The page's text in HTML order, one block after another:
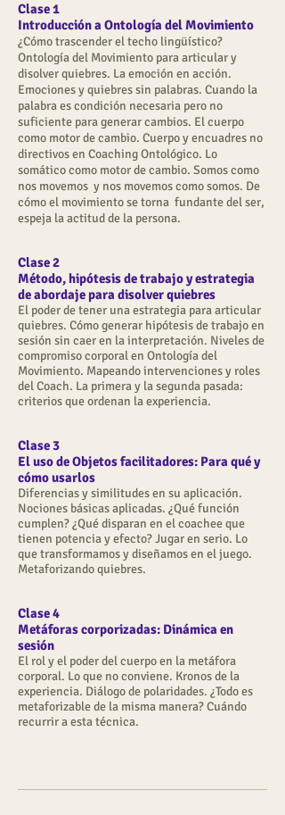
Clase 1
Introducción a Ontología del Movimiento
¿Cómo trascender el techo lingüístico?
Ontología del Movimiento para articular y
disolver quiebres. La emoción en acción.
Emociones y quiebres sin palabras. Cuando la
palabra es condición necesaria pero no
suficiente para generar cambios. El cuerpo
como motor de cambio. Cuerpo y encuadres no
directivos en Coaching Ontológico. Lo
somático como motor de cambio. Somos como
nos movemos y nos movemos como somos. De
cómo el movimiento se torna fundante del ser,
espeja la actitud de la persona.
Clase 2
Método, hipótesis de trabajo y estrategia
de abordaje para disolver quiebres
El poder de tener una estrategia para articular
quiebres. Cómo generar hipótesis de trabajo en
sesión sin caer en la interpretación. Niveles de
compromiso corporal en Ontología del
Movimiento. Mapeando intervenciones y roles
del Coach. La primera y la segunda pasada:
criterios que ordenan la experiencia.
Clase 3
El uso de Objetos facilitadores: Para qué y
cómo usarlos
Diferencias y similitudes en su aplicación.
Nociones básicas aplicadas. ¿Qué función
cumplen? ¿Qué disparan en el coachee que
tienen potencia y efecto? Jugar en serio. Lo
que transformamos y diseñamos en el juego.
Metaforizando quiebres.
Clase 4
Metáforas corporizadas: Dinámica en
sesión
El rol y el poder del cuerpo en la metáfora
corporal. Lo que no conviene. Kronos de la
experiencia. Diálogo de polaridades. ¿Todo es
metaforizable de la misma manera? Cuándo
recurrir a esta técnica.